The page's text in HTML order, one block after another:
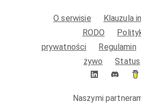
O serwisie
Klauzula
RODO
prywatności
Regulamin
żywo
Status
Naszymi